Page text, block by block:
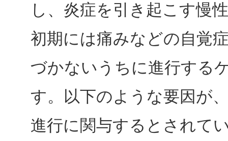
し、炎症を引き起こす慢
初期には痛みなどの自覚
づかないうちに進行する
す。以下のような要因が
進行に関与するとされて